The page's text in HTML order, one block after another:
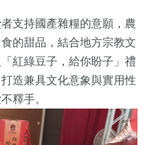
支持國產雜糧的意願，農
的甜品，結合地方宗教文
紅綠豆子，給你盼子」禮
造兼具文化意象與實用性
釋手。